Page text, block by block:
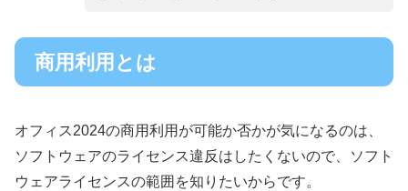
商用利用とは
オフィス2024の商用利用が可能か否かが気になるのは、
ソフトウェアのライセンス違反はしたくないので、ソフト
ウェアライセンスの範囲を知りたいからです。